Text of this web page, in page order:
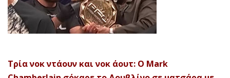
Τρία νοκ ντάουν και νοκ άουτ: Ο Mark